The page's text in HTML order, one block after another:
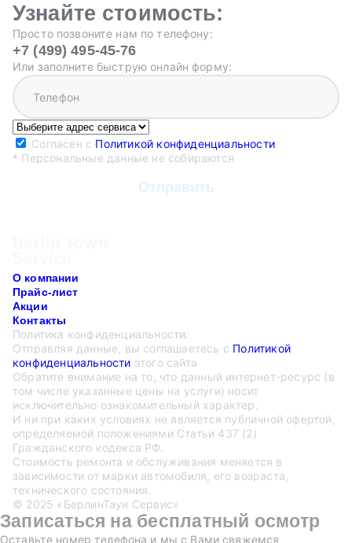
Узнайте стоимость:
Просто позвоните нам по телефону:
+7 (499) 495-45-76
Или заполните быструю онлайн форму:
Согласен с Политикой конфиденциальности
* Персональные данные не собираются
О компании
Прайс-лист
Акции
Контакты
Политика конфиденциальности:
Отправляя данные, вы соглашаетесь с Политикой
конфиденциальности этого сайта
Обратите внимание на то, что данный интернет-ресурс (в
том числе указанные цены на услуги) носит
исключительно ознакомительный характер.
И ни при каких условиях не является публичной офертой,
определяемой положениями Статьи 437 (2)
Гражданского кодекса РФ.
Стоимость ремонта и обслуживания меняется в
зависимости от марки автомобиля, его возраста,
технического состояния.
© 2025 «БерлинТаун Сервис»
Записаться на бесплатный осмотр
Оставьте номер телефона и мы с Вами свяжемся